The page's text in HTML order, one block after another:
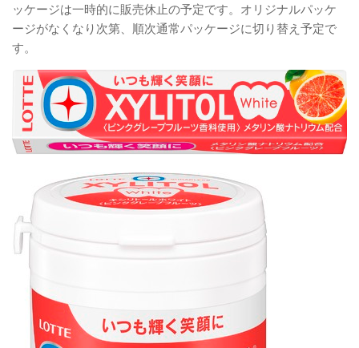
ッケージは一時的に販売休止の予定です。オリジナルパッケ
ージがなくなり次第、順次通常パッケージに切り替え予定で
す。